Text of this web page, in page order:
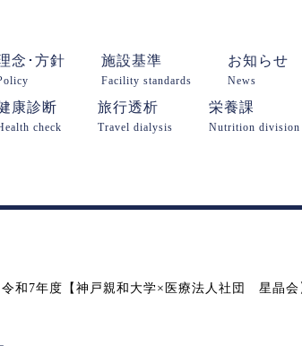
念･方針 施設基準
Facility standards
お知らせ
News
康診断
check
旅行透析
Travel dialysis
栄養課
Nutrition division
令和7年度【神戸親和大学×医療法人社団 星晶